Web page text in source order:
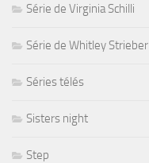
Série de Virginia Schilli
Série de Whitley Strieber
Séries télés
Sisters night
Step